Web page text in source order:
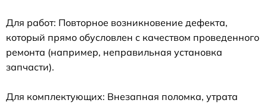
Для работ: Повторное возникновение дефекта,
который прямо обусловлен с качеством проведенного
ремонта (например, неправильная установка
запчасти).
Для комплектующих: Внезапная поломка, утрата